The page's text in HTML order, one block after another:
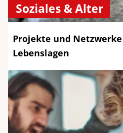
Soziales & Alter
Projekte und
Lebenslagen